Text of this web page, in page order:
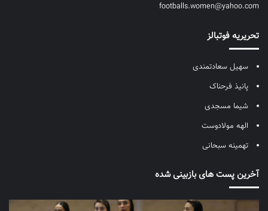
footballs.women@yahoo.com
تحریریه فوتبالز
سهیل سعادتمندی
پانیذ فرحناک
شیما مسجدی
الهه مولادوست
تهمینه سبحانی
آخرین پست های بازبینی شده